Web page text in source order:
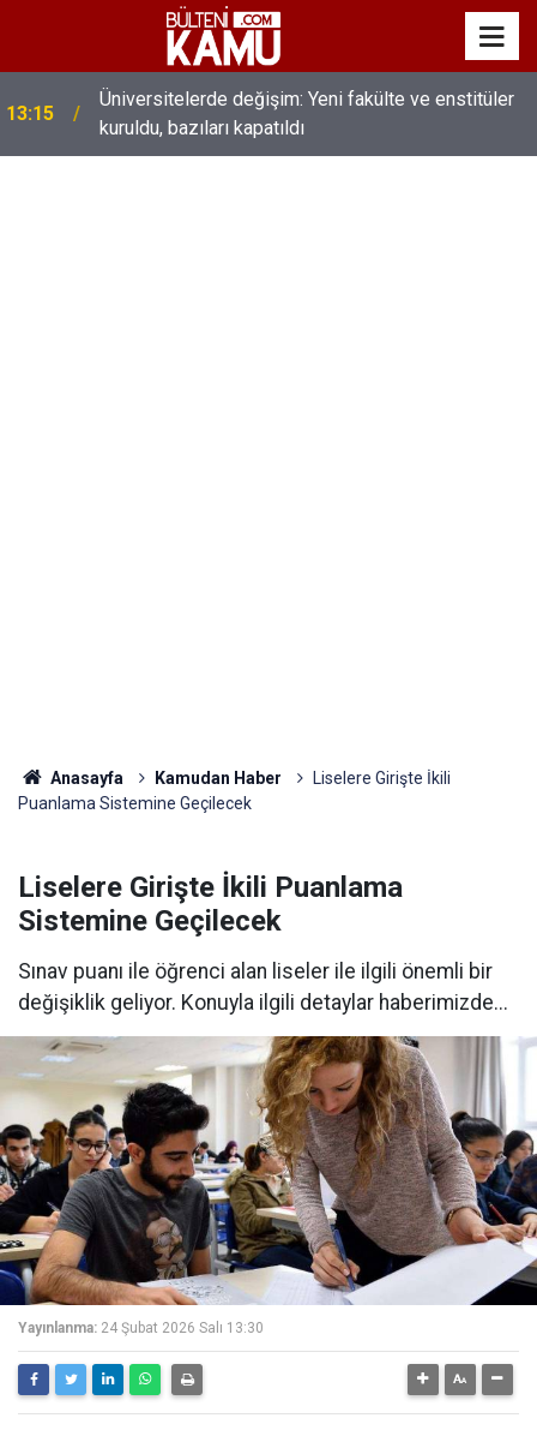
13:00
MEB’de üst düzey değişim: Genel müdürler değişti,
yeni isimler atandı
Anasayfa Kamudan Haber
Liselere Girişte İkili
Puanlama Sistemine Geçilecek
Liselere Girişte İkili Puanlama
Sistemine Geçilecek
Sınav puanı ile öğrenci alan liseler ile ilgili önemli bir
değişiklik geliyor. Konuyla ilgili detaylar haberimizde...
Yayınlanma: 24 Şubat 2026 Salı 13:30